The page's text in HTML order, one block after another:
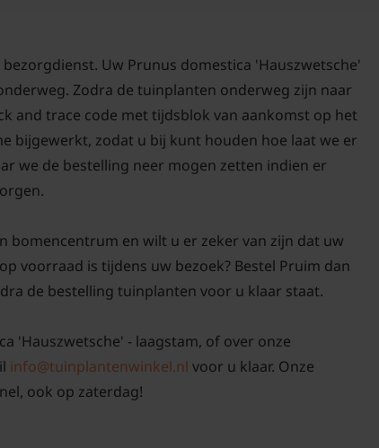
Uw Prunus domestica 'Hauszwetsche'
Zodra de tuinplanten onderweg zijn naar
and trace code met tijdsblok van aankomst op het
bijgewerkt, zodat u bij kunt houden hoe laat we er
we de bestelling neer mogen zetten indien er
bomencentrum en wilt u er zeker van zijn dat uw
voorraad is tijdens uw bezoek? Bestel Pruim dan
de bestelling tuinplanten voor u klaar staat.
'Hauszwetsche' - laagstam, of over onze
info@tuinplantenwinkel.nl voor u klaar. Onze
ook op zaterdag!